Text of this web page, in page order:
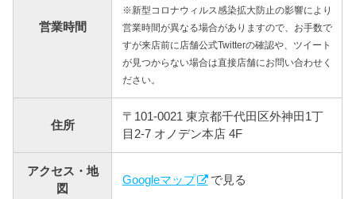
営業時間
※新型コロナウィルス感染拡大防止の影響により
営業時間が異なる場合がありますので、お手数で
すが来店前に店舗公式Twitterの確認や、ツイート
が見つからない場合は直接店舗にお問い合わせく
ださい。
住所
〒101-0021 東京都千代田区外神田1丁
目2-7 オノデン本店 4F
アクセス・地
図
Googleマップ で見る